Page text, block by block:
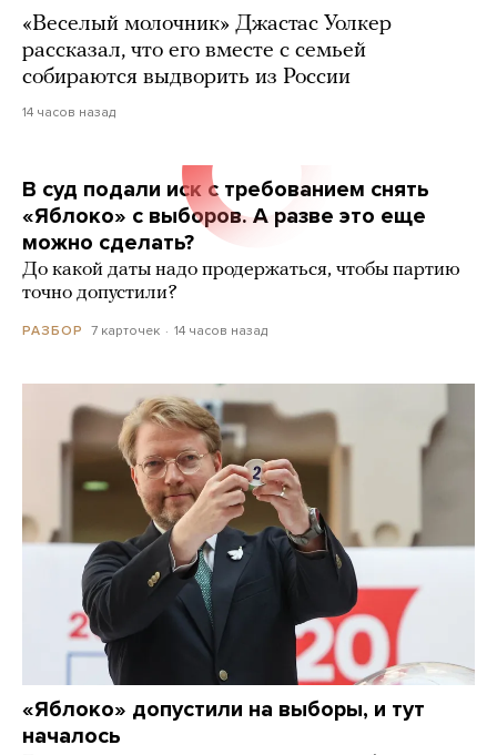
«Веселый молочник» Джастас Уолкер
рассказал, что его вместе с семьей
собираются выдворить из России
14 часов назад
В суд подали иск с требованием снять
«Яблоко» с выборов. А разве это еще
можно сделать?
До какой даты надо продержаться, чтобы партию
точно допустили?
РАЗБОР 7 карточек 14 часов назад
«Яблоко» допустили на выборы, и тут
началось